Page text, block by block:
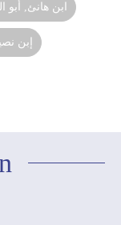
ابن هانئ,
إبن